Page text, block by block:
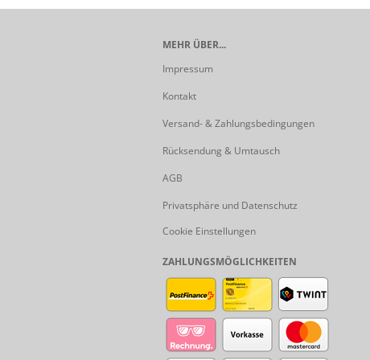
MEHR ÜBER...
Impressum
Kontakt
Versand- & Zahlungsbedingungen
Rücksendung & Umtausch
AGB
Privatsphäre und Datenschutz
Cookie Einstellungen
ZAHLUNGSMÖGLICHKEITEN